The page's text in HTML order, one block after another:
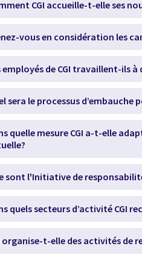
CGI accueille-t-elle ses
vous en considération les
employés de CGI travaillent-ils à
sera le processus d’embauche
quelle mesure CGI a-t-elle
sont l'Initiative de
quels secteurs d’activité CGI
organise-t-elle des activités de